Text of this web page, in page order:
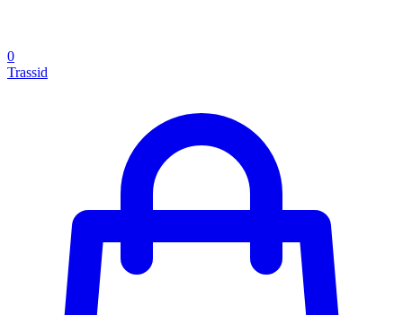
0
Trassid